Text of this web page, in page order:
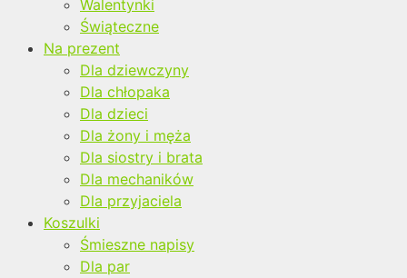
Walentynki
Świąteczne
Na prezent
Dla dziewczyny
Dla chłopaka
Dla dzieci
Dla żony i męża
Dla siostry i brata
Dla mechaników
Dla przyjaciela
Koszulki
Śmieszne napisy
Dla par